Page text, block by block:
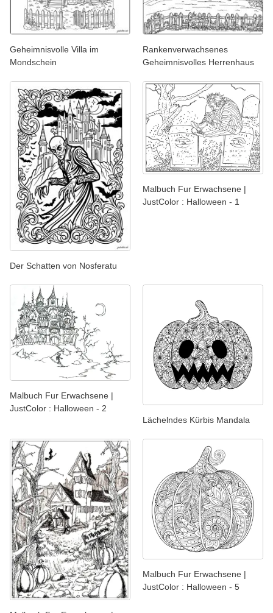
Geheimnisvolle Villa im
Mondschein
Rankenverwachsenes
Geheimnisvolles Herrenhaus
Der Schatten von Nosferatu
Malbuch Fur Erwachsene |
JustColor : Halloween - 1
Malbuch Fur Erwachsene |
JustColor : Halloween - 2
Lächelndes Kürbis Mandala
Malbuch Fur Erwachsene |
JustColor : Halloween - 5